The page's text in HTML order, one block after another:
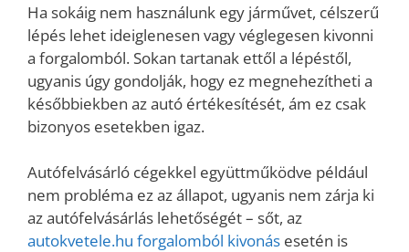
Ha sokáig nem használunk egy járművet, célszerű
lépés lehet ideiglenesen vagy véglegesen kivonni
a forgalomból. Sokan tartanak ettől a lépéstől,
ugyanis úgy gondolják, hogy ez megnehezítheti a
későbbiekben az autó értékesítését, ám ez csak
bizonyos esetekben igaz.
Autófelvásárló cégekkel együttműködve például
nem probléma ez az állapot, ugyanis nem zárja ki
az autófelvásárlás lehetőségét – sőt, az
autokvetele.hu forgalomból kivonás esetén is